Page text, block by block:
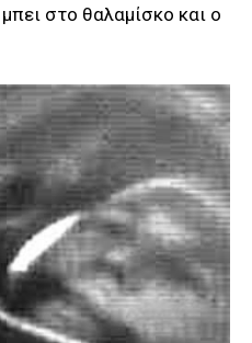
στο θαλαμίσκο και ο